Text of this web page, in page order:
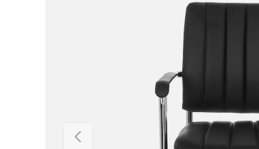
Vorherige